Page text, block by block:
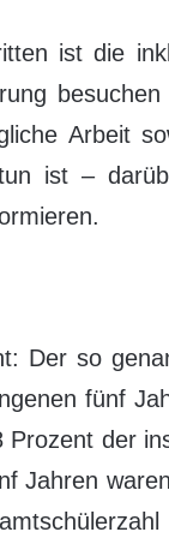
ist die
Arbeit
ist –
Der so
fünf
Prozent der
Jahren